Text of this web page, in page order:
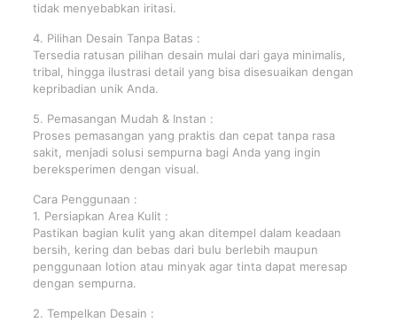
tidak menyebabkan iritasi.
4. Pilihan Desain Tanpa Batas :
Tersedia ratusan pilihan desain mulai dari gaya minimalis,
tribal, hingga ilustrasi detail yang bisa disesuaikan dengan
kepribadian unik Anda.
5. Pemasangan Mudah & Instan :
Proses pemasangan yang praktis dan cepat tanpa rasa
sakit, menjadi solusi sempurna bagi Anda yang ingin
bereksperimen dengan visual.
Cara Penggunaan :
1. Persiapkan Area Kulit :
Pastikan bagian kulit yang akan ditempel dalam keadaan
bersih, kering dan bebas dari bulu berlebih maupun
penggunaan lotion atau minyak agar tinta dapat meresap
dengan sempurna.
2. Tempelkan Desain :